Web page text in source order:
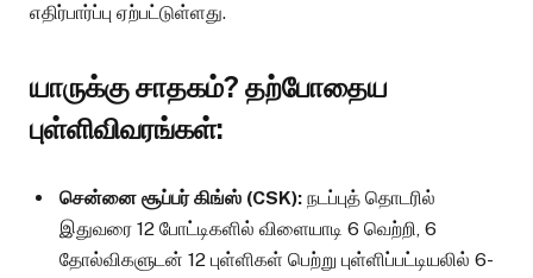
எதிர்பார்ப்பு ஏற்பட்டுள்ளது.
யாருக்கு சாதகம்? தற்போதைய
புள்ளிவிவரங்கள்:
சென்னை சூப்பர் கிங்ஸ் (CSK): நடப்புத் தொடரில்
இதுவரை 12 போட்டிகளில் விளையாடி 6 வெற்றி, 6
தோல்விகளுடன் 12 புள்ளிகள் பெற்று புள்ளிப்பட்டியலில் 6-